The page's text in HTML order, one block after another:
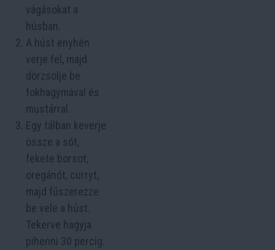
vágásokat a
húsban.
A húst enyhén
verje fel, majd
dörzsölje be
fokhagymával és
mustárral.
Egy tálban keverje
össze a sót,
fekete borsot,
oregánót, curryt,
majd fűszerezze
be vele a húst.
Tekerve hagyja
pihenni 30 percig.